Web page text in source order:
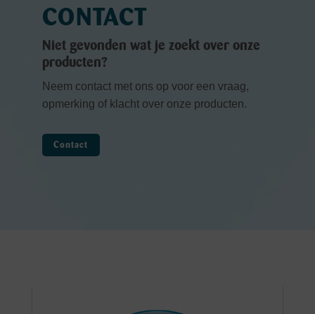
CONTACT
Niet gevonden wat je zoekt over onze
producten?
Neem contact met ons op voor een vraag,
opmerking of klacht over onze producten.
Contact